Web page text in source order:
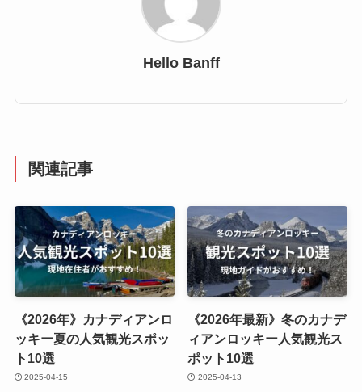
Hello Banff
関連記事
《2026年》カナディアンロ
ッキー夏の人気観光スポッ
ト10選
2025-04-15
《2026年最新》冬のカナデ
ィアンロッキー人気観光ス
ポット10選
2025-04-13